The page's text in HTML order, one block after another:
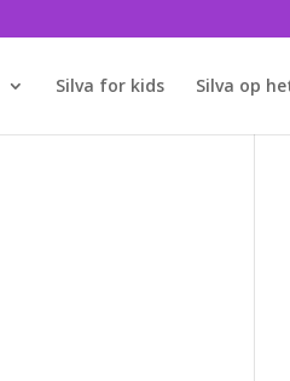
Silva for kids Silva op